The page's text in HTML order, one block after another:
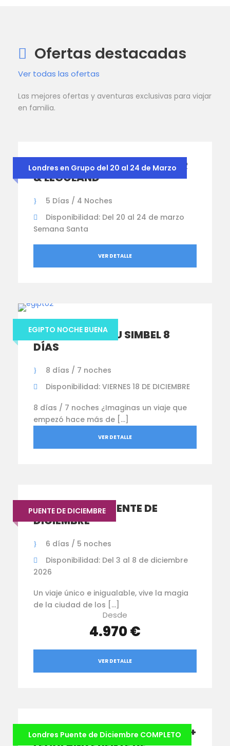
Ofertas destacadas
Ver todas las ofertas
Las mejores ofertas y aventuras exclusivas para viajar
en familia.
Londres en Grupo del 20 al 24 de Marzo
LONDRES CON HARRY POTTER
& LEGOLAND
5 Días / 4 Noches
Disponibilidad: Del 20 al 24 de marzo
Semana Santa
VER DETALLE
EGIPTO NOCHE BUENA
EGIPTO CON ABU SIMBEL 8
DÍAS
8 días / 7 noches
Disponibilidad: VIERNES 18 DE DICIEMBRE
8 días / 7 noches ¿Imaginas un viaje que
empezó hace más de […]
VER DETALLE
PUENTE DE DICIEMBRE
NUEVA YORK PUENTE DE
DICIEMBRE
6 días / 5 noches
Disponibilidad: Del 3 al 8 de diciembre
2026
Un viaje único e inigualable, vive la magia
de la ciudad de los […]
Desde
4.970 €
VER DETALLE
Londres Puente de Diciembre COMPLETO
LONDRES CON HARRY POTTER +